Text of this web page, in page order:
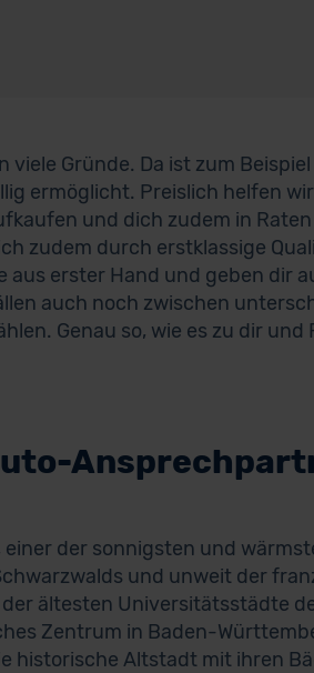
Gründe. Da ist zum
ermöglicht. Preislich helfen
und dich zudem in Raten
zudem durch erstklassige
erster Hand und geben dir
auch noch zwischen
Genau so, wie es zu dir und
der sonnigsten und
und unweit der
ältesten Universitätsstädte
Zentrum in Baden-
historische Altstadt mit ihren